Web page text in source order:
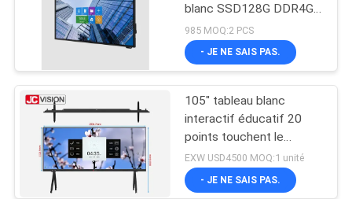
Tableau d'écriture
LCD
blanc SSD128G DDR4G
avec rouleau I5
985 MOQ:2 PCS
- JE NE SAIS PAS.
105" tableau blanc
interactif éducatif 20
points touchent le
conseil futé pour
l'enseignement de salle
de classe
EXW USD4500 MOQ:1 unité
- JE NE SAIS PAS.